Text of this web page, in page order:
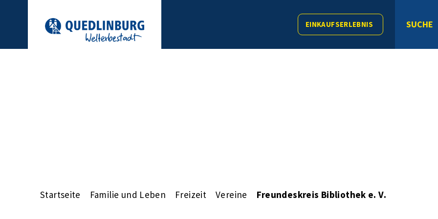
EINKAUFSERLEBNIS SUCHE
Startseite Familie und Leben Freizeit Vereine Freundeskreis Bibliothek e. V.